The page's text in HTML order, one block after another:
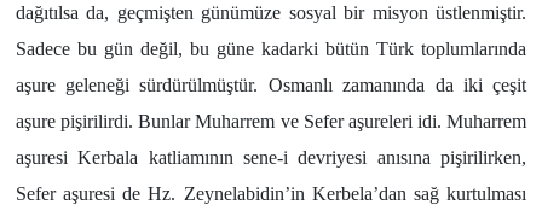
dağıtılsa da, geçmişten günümüze sosyal bir misyon üstlenmiştir.
Sadece bu gün değil, bu güne kadarki bütün Türk toplumlarında
aşure geleneği sürdürülmüştür. Osmanlı zamanında da iki çeşit
aşure pişirilirdi. Bunlar Muharrem ve Sefer aşureleri idi. Muharrem
aşuresi Kerbala katliamının sene-i devriyesi anısına pişirilirken,
Sefer aşuresi de Hz. Zeynelabidin’in Kerbela’dan sağ kurtulması